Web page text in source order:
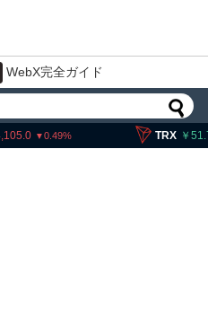
WebX完全ガイド
0.49 TRX